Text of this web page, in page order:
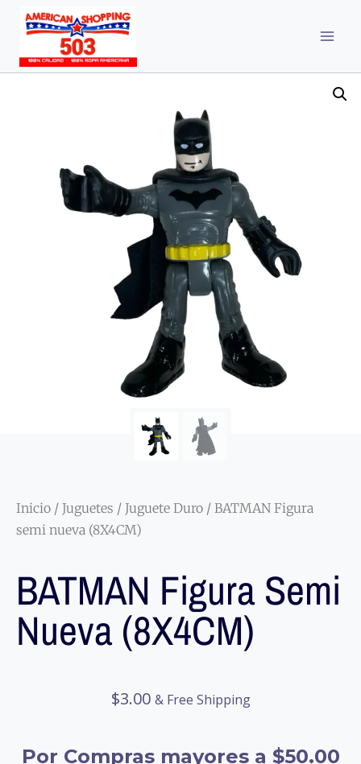
Inicio / Juguetes / Juguete Duro / BATMAN Figura
semi nueva (8X4CM)
BATMAN Figura Semi
Nueva (8X4CM)
$3.00 & Free Shipping
Por Compras mayores a $50.00